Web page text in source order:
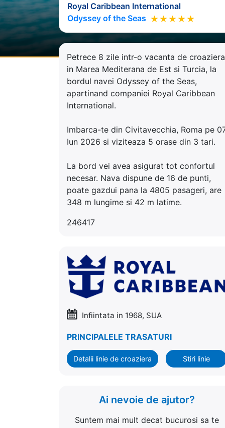
Royal Caribbean International
Odyssey of the Seas
Petrece 8 zile intr-o vacanta de croaziera
in Marea Mediterana de Est si Turcia, la
bordul navei Odyssey of the Seas,
apartinand companiei Royal Caribbean
International.
Imbarca-te din Civitavecchia, Roma pe
Iun 2026 si viziteaza 5 orase din 3 tari.
La bord vei avea asigurat tot confortul
necesar. Nava dispune de 16 de punti,
poate gazdui pana la 4805 pasageri, are
348 m lungime si 42 m latime.
246417
Infiintata in 1968, SUA
PRINCIPALELE TRASATURI
Detalii linie de croaziera Stiri linie
Ai nevoie de ajutor?
Suntem mai mult decat bucurosi sa te